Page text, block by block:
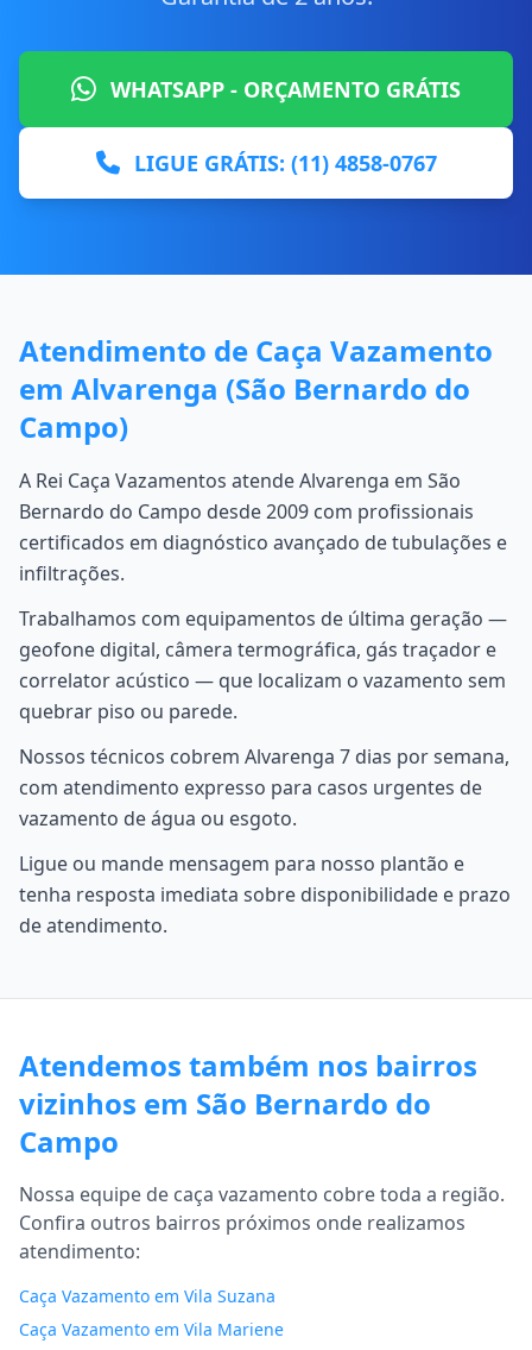
WHATSAPP - ORÇAMENTO GRÁTIS
LIGUE GRÁTIS: (11) 4858-0767
Atendimento de Caça Vazamento
em Alvarenga (São Bernardo do
Campo)
A Rei Caça Vazamentos atende Alvarenga em São
Bernardo do Campo desde 2009 com profissionais
certificados em diagnóstico avançado de tubulações e
infiltrações.
Trabalhamos com equipamentos de última geração —
geofone digital, câmera termográfica, gás traçador e
correlator acústico — que localizam o vazamento sem
quebrar piso ou parede.
Nossos técnicos cobrem Alvarenga 7 dias por semana,
com atendimento expresso para casos urgentes de
vazamento de água ou esgoto.
Ligue ou mande mensagem para nosso plantão e
tenha resposta imediata sobre disponibilidade e prazo
de atendimento.
Atendemos também nos bairros
vizinhos em São Bernardo do
Campo
Nossa equipe de caça vazamento cobre toda a região.
Confira outros bairros próximos onde realizamos
atendimento:
Caça Vazamento em Vila Suzana
Caça Vazamento em Vila Mariene